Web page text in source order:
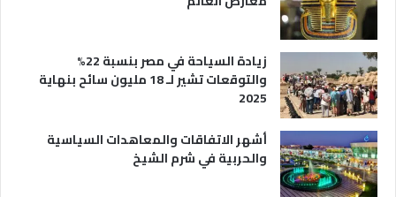
زيادة السياحة في مصر بنسبة 22%
والتوقعات تشير لـ 18 مليون سائح بنهاية
2025
أشهر الاتفاقات والمعاهدات السياسية
والحربية في شرم الشيخ